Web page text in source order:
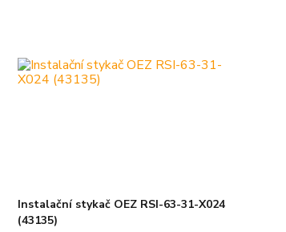
Instalační stykač OEZ RSI-63-31-X024
(43135)